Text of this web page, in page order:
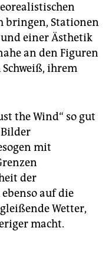
bringen, Stationen
einer Ästhetik
an den Figuren
ihrem
the Wind“ so gut
mit
der
auf die
Wetter,
macht.